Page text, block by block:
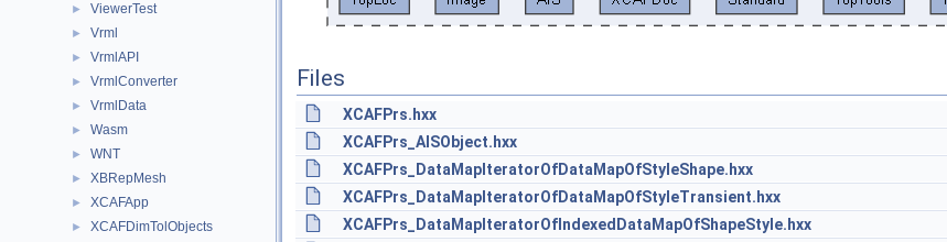
► ViewerTest
► Vrml
► VrmlAPI
► VrmlConverter
► VrmlData
► Wasm
► WNT
► XBRepMesh
► XCAFApp
► XCAFDimTolObjects
Files
XCAFPrs.hxx
XCAFPrs_AISObject.hxx
XCAFPrs_DataMapIteratorOfDataMapOfStyleShape.hxx
XCAFPrs_DataMapIteratorOfDataMapOfStyleTransient.hxx
XCAFPrs_DataMapIteratorOfIndexedDataMapOfShapeStyle.hxx